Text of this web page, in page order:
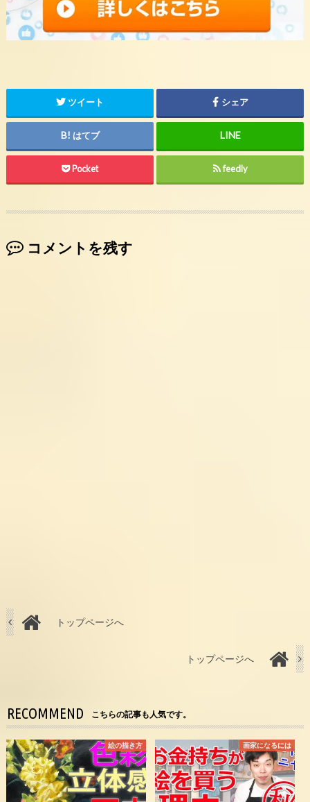
ツイート シェア
はてブ
Pocket feedly
コメントを残す
トップページへ
トップページへ
RECOMMEND こちらの記事も人気です。
絵の描き方 画家になるには